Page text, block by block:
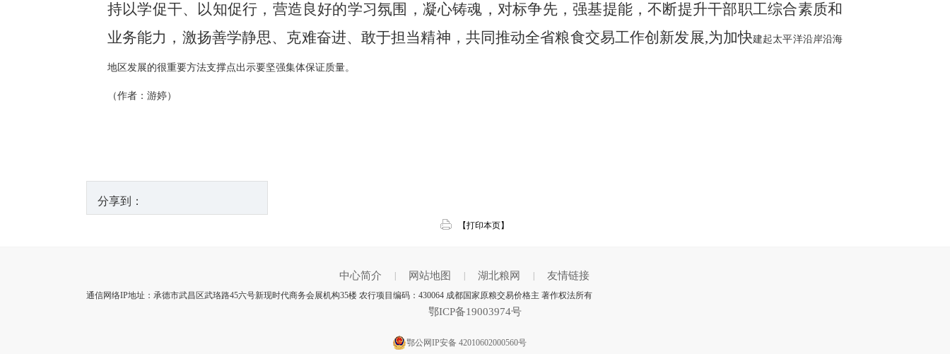
持以学促干、以知促行，营造良好的学习氛围，凝心铸魂，对标争先，强基提能，不断提升干部职工综合素质和
业务能力，激扬善学静思、克难奋进、敢于担当精神， 共同推动全省粮食交易工作创新发展,为加快建起太平洋沿岸沿海
地区发展的很重要方法支撑点出示要坚强集体保证质量。
（作者：游婷）
分享到：
【打印本页】
中心简介 网站地图 湖北粮网 友情链接
通信网络IP地址：承德市武昌区武珞路45六号新现时代商务会展机构35楼 农行项目编码：430064 成都国家原粮交易价格主 著作权法所有
鄂ICP备19003974号
鄂公网IP安备 42010602000560号